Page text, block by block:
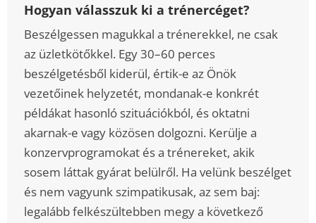
Hogyan válasszuk ki a trénercéget?
Beszélgessen magukkal a trénerekkel, ne csak
az üzletkötőkkel. Egy 30–60 perces
beszélgetésből kiderül, értik-e az Önök
vezetőinek helyzetét, mondanak-e konkrét
példákat hasonló szituációkból, és oktatni
akarnak-e vagy közösen dolgozni. Kerülje a
konzervprogramokat és a trénereket, akik
sosem láttak gyárat belülről. Ha velünk beszélget
és nem vagyunk szimpatikusak, az sem baj:
legalább felkészültebben megy a következő